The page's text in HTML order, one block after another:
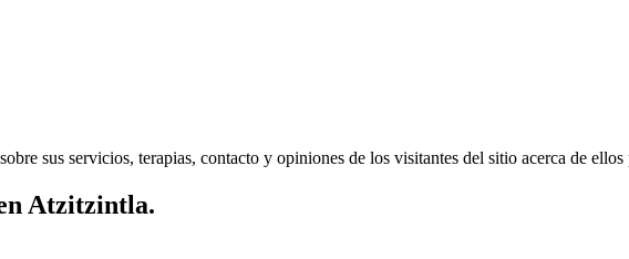
sus servicios, terapias, contacto y opiniones de los visitantes del sitio acerca de
Atzitzintla.